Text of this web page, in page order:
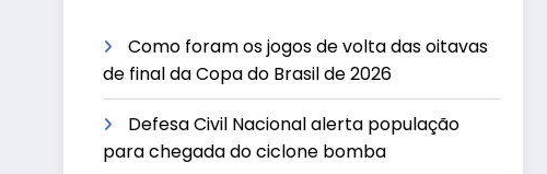
Como foram os jogos de volta das oitavas
de final da Copa do Brasil de 2026
Defesa Civil Nacional alerta população
para chegada do ciclone bomba